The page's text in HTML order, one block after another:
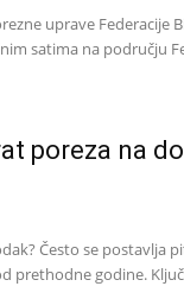
uprave Federacije
satima na području
poreza na
Često se postavlja
prethodne godine.